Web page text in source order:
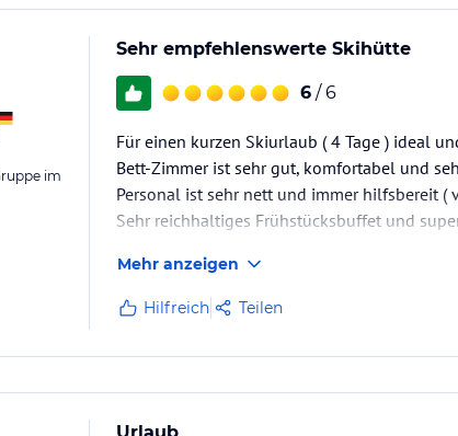
im
Sehr empfehlenswerte Skihütte
6 / 6
Für einen kurzen Skiurlaub ( 4 Tage ) ideal
Bett-Zimmer ist sehr gut, komfortabel und
Personal ist sehr nett und immer hilfsbereit (
Sehr reichhaltiges Frühstücksbuffet und
Mehr anzeigen
Hilfreich Teilen